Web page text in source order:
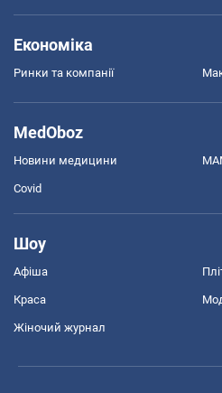
Економіка
Ринки та компанії
MedOboz
Новини медицини
Covid
Шоу
Афіша
Краса
Жіночий журнал